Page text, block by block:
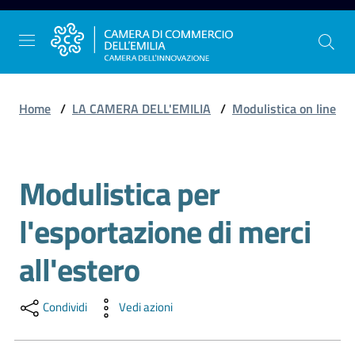
Vai al contenuto
Vai alla navigazione
Vai al footer
Camera
dell'Emilia
Gestire
l'impresa
Promuovere
Home / LA CAMERA DELL'EMILIA / Modulistica on line
Salta al contenuto
Modulistica per
l'esportazione di merci
all'estero
Condividi Vedi azioni